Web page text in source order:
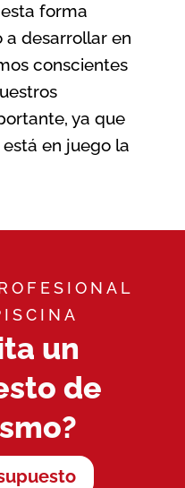
forma
a desarrollar en
conscientes
ya que
en juego la
un
de